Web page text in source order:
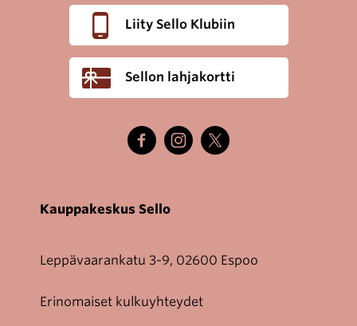
Liity Sello Klubiin
Sellon lahjakortti
Kauppakeskus Sello
Leppävaarankatu 3-9, 02600 Espoo
Erinomaiset kulkuyhteydet